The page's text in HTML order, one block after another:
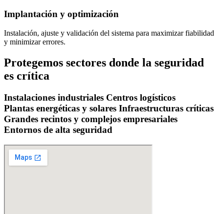
Implantación y optimización
Instalación, ajuste y validación del sistema para maximizar fiabilidad
y minimizar errores.
Protegemos sectores donde la seguridad
es crítica
Instalaciones industriales Centros logísticos
Plantas energéticas y solares Infraestructuras críticas
Grandes recintos y complejos empresariales
Entornos de alta seguridad